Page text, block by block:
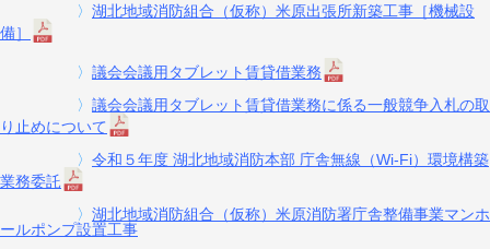
〉 湖北地域消防組合（仮称）米原出張所新築工事［機械設
備］
〉 議会会議用タブレット賃貸借業務
〉 議会会議用タブレット賃貸借業務に係る一般競争入札の取
り止めについて
〉 令和５年度 湖北地域消防本部 庁舎無線（Wi-Fi）環境構築
業務委託
〉 湖北地域消防組合（仮称）米原消防署庁舎整備事業マンホ
ールポンプ設置工事